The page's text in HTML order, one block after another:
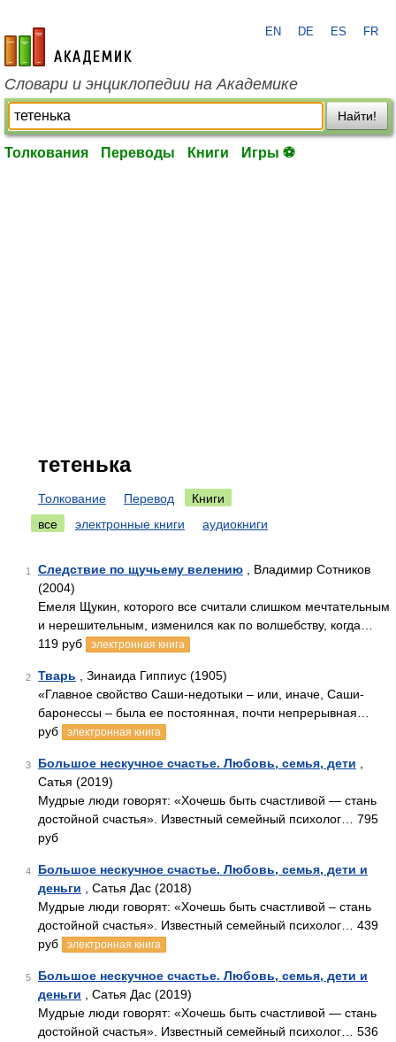
academic.ru
EN DE ES FR
Словари и энциклопедии на Академике
Найти!
Толкования Переводы Книги Игры ⚽
тетенька
Толкование Перевод
Книги
все
электронные книги аудиокниги
1 Следствие по щучьему велению , Владимир Сотников
(2004)
Емеля Щукин, которого все считали слишком мечтательным
и нерешительным, изменился как по волшебству, когда…
119 руб
электронная книга
2 Тварь , Зинаида Гиппиус (1905)
«Главное свойство Саши-недотыки – или, иначе, Саши-
баронессы – была ее постоянная, почти непрерывная…
руб
электронная книга
3 Большое нескучное счастье. Любовь, семья, дети
Сатья (2019)
Мудрые люди говорят: «Хочешь быть счастливой — стань
достойной счастья». Известный семейный психолог… 795
руб
4
Большое нескучное счастье. Любовь, семья, дети и
деньги , Сатья Дас (2018)
Мудрые люди говорят: «Хочешь быть счастливой – стань
достойной счастья». Известный семейный психолог… 439
руб
электронная книга
5
Большое нескучное счастье. Любовь, семья, дети и
деньги , Сатья Дас (2019)
Мудрые люди говорят: «Хочешь быть счастливой — стань
достойной счастья». Известный семейный психолог… 536